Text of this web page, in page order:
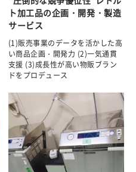
ト加工品の企画・開発・製造
サービス
(1)販売事業のデータを活かした高
い商品企画・開発力 (2)一気通貫
支援 (3)成長性が高い物販ブラン
ドをプロデュース